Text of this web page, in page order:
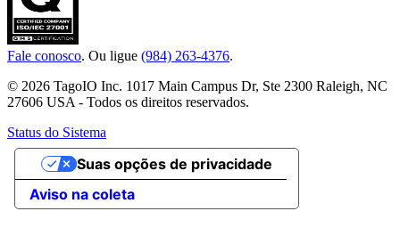
Fale conosco. Ou ligue (984) 263-4376.
© 2026 TagoIO Inc. 1017 Main Campus Dr, Ste 2300 Raleigh, NC
27606 USA - Todos os direitos reservados.
Status do Sistema
Aviso na coleta
Suas opções de privacidade